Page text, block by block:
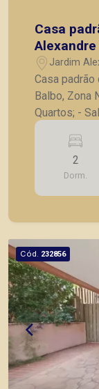
Casa
Preto/SP:
Jardim
Casa padrão
Balbo, Zona
Quartos; -
gabinete; -
Vagas de garagem. A Piramid
atender
em
ou mesmo
2
Dorm.
Cód. 232856